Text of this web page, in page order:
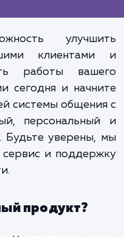
с
его
что в
к